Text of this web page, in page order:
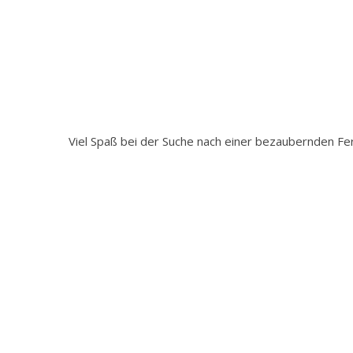
Viel Spaß bei der Suche nach einer bezaubernden